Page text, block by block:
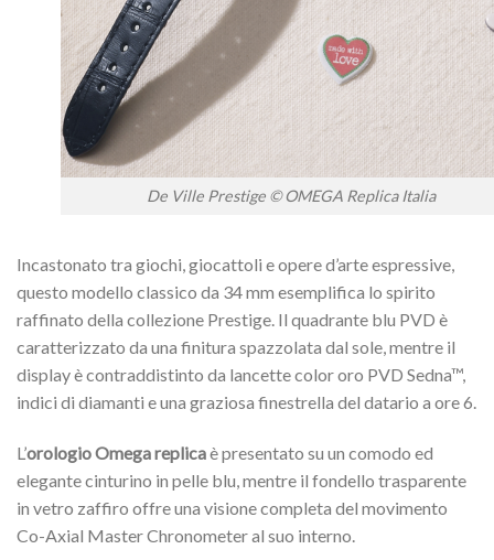
De Ville Prestige © OMEGA Replica Italia
Incastonato tra giochi, giocattoli e opere d’arte espressive,
questo modello classico da 34 mm esemplifica lo spirito
raffinato della collezione Prestige. Il quadrante blu PVD è
caratterizzato da una finitura spazzolata dal sole, mentre il
display è contraddistinto da lancette color oro PVD Sedna™,
indici di diamanti e una graziosa finestrella del datario a ore 6.
L’orologio Omega replicaè presentato su un comodo ed
elegante cinturino in pelle blu, mentre il fondello trasparente
in vetro zaffiro offre una visione completa del movimento
Co-Axial Master Chronometer al suo interno.